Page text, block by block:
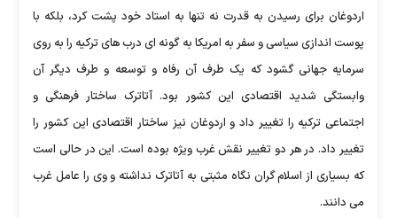
اردوغان برای رسیدن به قدرت نه تنها به استاد خود پشت کرد، بلکه با
پوست اندازی سیاسی و سفر به امریکا به گونه ای درب های ترکیه را به روی
سرمایه جهانی گشود که یک طرف آن رفاه و توسعه و طرف دیگر آن
وابستگی شدید اقتصادی این کشور بود. آتاترک ساختار فرهنگی و
اجتماعی ترکیه را تغییر داد و اردوغان نیز ساختار اقتصادی این کشور را
تغییر داد. در هر دو تغییر نقش غرب ویژه بوده است. این در حالی است
که بسیاری از اسلام گران نگاه مثبتی به آتاترک نداشته و وی را عامل غرب
می دانند.